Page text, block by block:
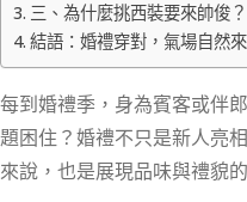
三、為什麼挑西裝要來帥俊？
結語：婚禮穿對，氣場自然來
每到婚禮季，身為賓客或伴
題困住？婚禮不只是新人亮
來說，也是展現品味與禮貌